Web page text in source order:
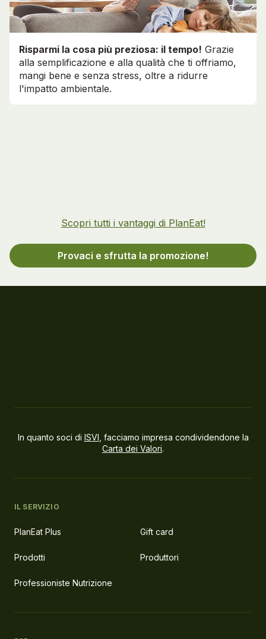
Risparmi la cosa più preziosa: il tempo! Grazie
alla semplificazione e alla qualità che ti offriamo,
mangi bene e senza stress, oltre a ridurre
l'impatto ambientale.
Scopri tutti i vantaggi di PlanEat!
Provaci e sfrutta la promozione!
In quanto soci di ISVI , facciamo impresa condividendone la
Carta dei Valori.
IL SERVIZIO
PlanEat Plus Gift card
Prodotti Produttori
Professioniste Nutrizione